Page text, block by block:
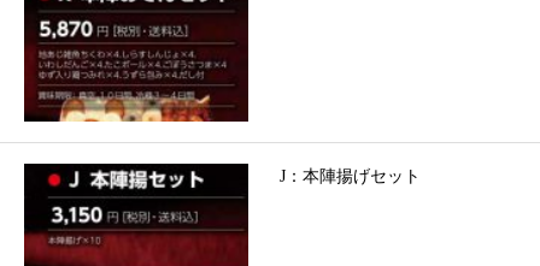
J：本陣揚げセット